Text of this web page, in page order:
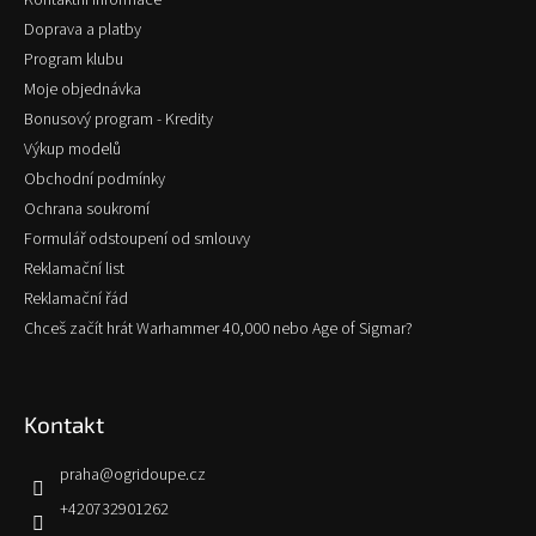
Doprava a platby
Program klubu
Moje objednávka
Bonusový program - Kredity
Výkup modelů
Obchodní podmínky
Ochrana soukromí
Formulář odstoupení od smlouvy
Reklamační list
Reklamační řád
Chceš začít hrát Warhammer 40,000 nebo Age of Sigmar?
Kontakt
praha@ogridoupe.cz
+420732901262